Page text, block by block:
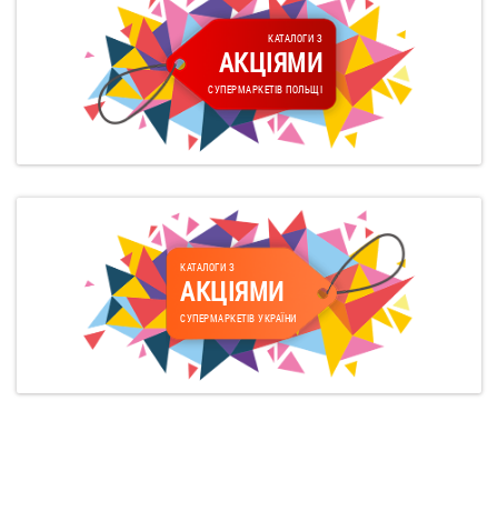
КАТАЛОГИ З
АКЦІЯМИ
СУПЕРМАРКЕТІВ ПОЛЬЩІ
КАТАЛОГИ З
АКЦІЯМИ
СУПЕРМАРКЕТІВ УКРАЇНИ